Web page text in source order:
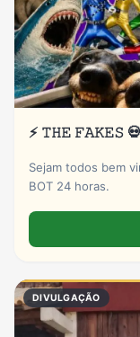
⚡ 𝚃𝙷𝙴 𝙵𝙰𝙺𝙴𝚂
Sejam todos bem
BOT 24 horas.
DIVULGAÇÃO